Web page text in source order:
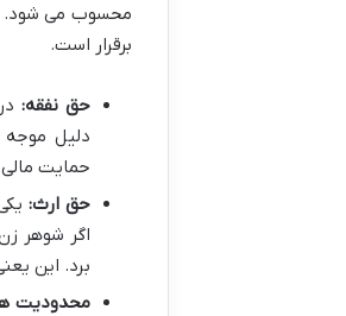
محسوب می شود.
برقرار است.
حق نفقه:
دلیل
حمایت مالی
حق ارث:
اگر شوهر
برد. این
محدودیت